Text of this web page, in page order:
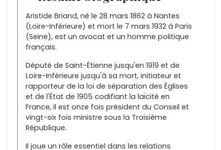
Aristide Briand, né le 28 mars 1862 à Nantes
(Loire-Inférieure) et mort le 7 mars 1932 à Paris
(Seine), est un avocat et un homme politique
français.
Député de Saint-Étienne jusqu'en 1919 et de
Loire-Inférieure jusqu'à sa mort, initiateur et
rapporteur de la loi de séparation des Églises
et de l'État de 1905 codifiant la laïcité en
France, il est onze fois président du Conseil et
vingt-six fois ministre sous la Troisième
République.
Il joue un rôle essentiel dans les relations